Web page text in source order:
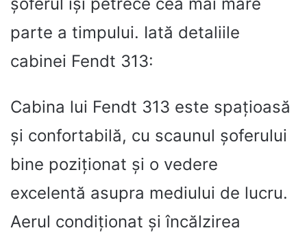
parte a timpului. Iată detaliile
cabinei Fendt 313:
Cabina lui Fendt 313 este spațioasă
și confortabilă, cu scaunul șoferului
bine poziționat și o vedere
excelentă asupra mediului de lucru.
Aerul condiționat și încălzirea